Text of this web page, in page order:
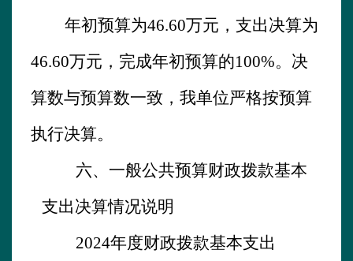
年初预算为46.60万元，支出决算为
46.60万元，完成年初预算的100%。决
算数与预算数一致，我单位严格按预算
执行决算。
六、一般公共预算财政拨款基本
支出决算情况说明
2024年度财政拨款基本支出